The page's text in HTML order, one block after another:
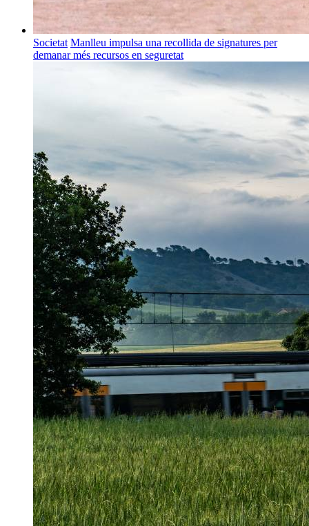
Societat Manlleu impulsa una recollida de signatures per
demanar més recursos en seguretat